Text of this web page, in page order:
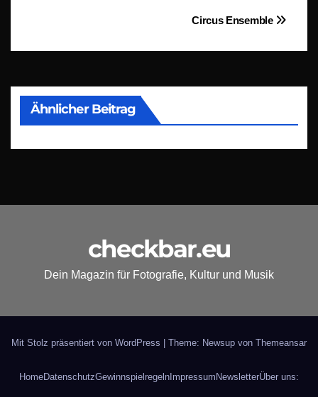
Beitragsnavigation
Circus Ensemble
Ähnlicher Beitrag
checkbar.eu
Dein Magazin für Fotografie, Kultur und Musik
Mit Stolz präsentiert von WordPress | Theme: Newsup von Themeansar
HomeDatenschutzGewinnspielregeln Impressum NewsletterÜber uns: